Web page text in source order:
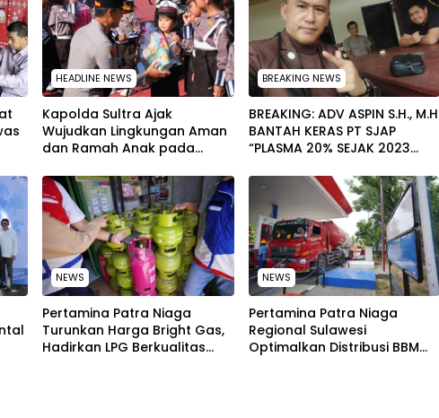
HEADLINE NEWS
Kapolda Sultra Ajak
Wujudkan Lingkungan Aman
dan Ramah Anak pada
Nasional 2026
BREAKING NEWS
BREAKING: ADV ASPIN S.H., M.H
BANTAH KERAS PT SJAP
“PLASMA 20% SEJAK 2023
WARGA WAWOONE!
NEWS
Pertamina Patra Niaga
Turunkan Harga Bright Gas,
Hadirkan LPG Berkualitas
NEWS
Pertamina Patra Niaga
Regional Sulawesi
Optimalkan Distribusi BBM